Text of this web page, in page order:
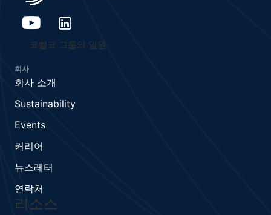
코벨코 그룹의 일원
회사
회사 소개
Sustainability
Events
커리어
뉴스레터
연락처
리소스